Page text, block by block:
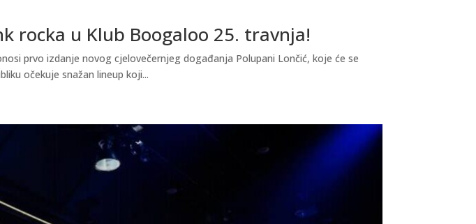
rocka u Klub Boogaloo 25. travnja!
prvo izdanje novog cjelovečernjeg događanja Polupani Lončić, koje će se
očekuje snažan lineup koji...